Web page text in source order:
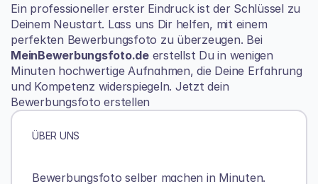
Ein professioneller erster Eindruck ist der Schlüssel zu
Deinem Neustart. Lass uns Dir helfen, mit einem
MeinBewerbungsfoto.de erstellst Du in wenigen
Minuten hochwertige Aufnahmen, die Deine Erfahrung
und Kompetenz widerspiegeln. Jetzt dein
Bewerbungsfoto erstellen
ÜBER UNS
Bewerbungsfoto selber machen in Minuten.